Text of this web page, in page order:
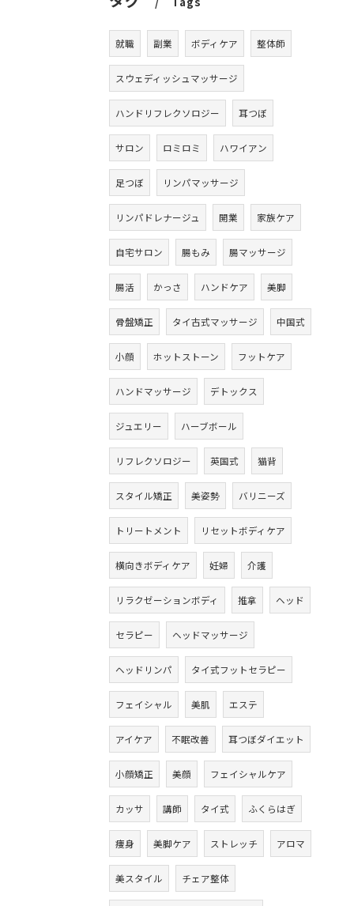
就職 副業 ボディケア 整体師
スウェディッシュマッサージ
ハンドリフレクソロジー 耳つぼ
サロン ロミロミ ハワイアン
足つぼ リンパマッサージ
リンパドレナージュ 開業 家族ケア
自宅サロン 腸もみ 腸マッサージ
腸活 かっさ ハンドケア 美脚
骨盤矯正 タイ古式マッサージ 中国式
小顔 ホットストーン フットケア
ハンドマッサージ デトックス
ジュエリー ハーブボール
リフレクソロジー 英国式 猫背
スタイル矯正 美姿勢 バリニーズ
トリートメント リセットボディケア
横向きボディケア 妊婦 介護
リラクゼーションボディ 推拿 ヘッド
セラピー ヘッドマッサージ
ヘッドリンパ タイ式フットセラピー
フェイシャル 美肌 エステ
アイケア 不眠改善 耳つぼダイエット
小顔矯正 美顔 フェイシャルケア
カッサ 講師 タイ式 ふくらはぎ
痩身 美脚ケア ストレッチ アロマ
美スタイル チェア整体